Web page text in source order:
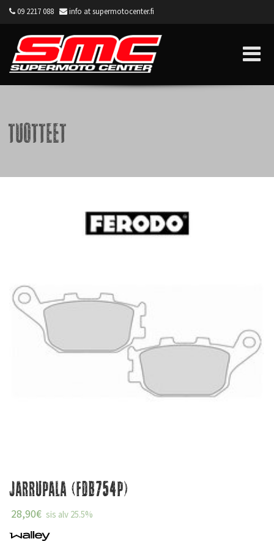
09 2217 088 info at supermotocenter.fi
Tuotteet
Jarrupala (FDB754P)
28,90€ sis alv 25.5%